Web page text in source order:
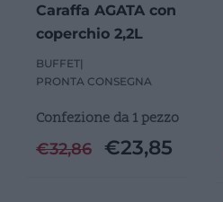
Caraffa AGATA con
coperchio 2,2L
BUFFET|
PRONTA CONSEGNA
Confezione da 1 pezzo
€32,86 €23,85